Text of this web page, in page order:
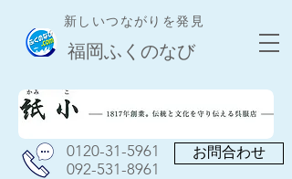
​福岡ふくのなび
新しいつながりを発見
​0120-31-5961
​092-531-8961
お問合わせ